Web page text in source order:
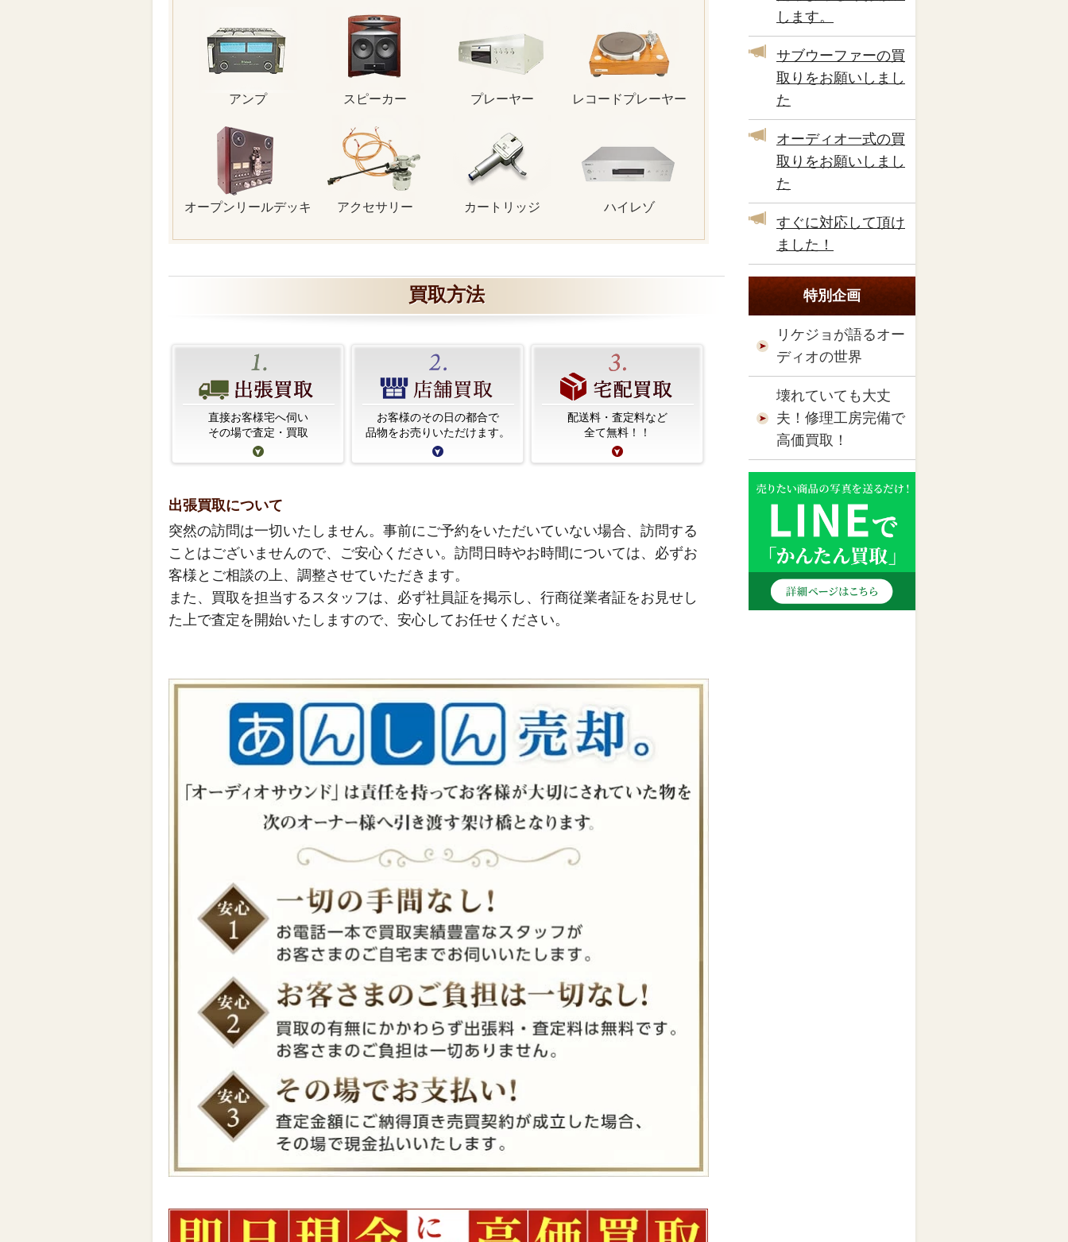
アンプ スピーカー プレーヤー レコードプレーヤー
オープンリールデッキ アクセサリー カートリッジ ハイレゾ
買取方法
直接お客様宅へ伺い
その場で査定・買取
お客様のその日の都合で
品物をお売りいただけます。
配送料・査定料など
全て無料！！
出張買取について
突然の訪問は一切いたしません。事前にご予約をいただいていない場合、訪問する
ことはございませんので、ご安心ください。訪問日時やお時間については、必ずお
客様とご相談の上、調整させていただきます。
また、買取を担当するスタッフは、必ず社員証を掲示し、行商従業者証をお見せし
た上で査定を開始いたしますので、安心してお任せください。
します。
サブウーファーの買
取りをお願いしまし
た
オーディオ一式の買
取りをお願いしまし
た
すぐに対応して頂け
ました！
特別企画
リケジョが語るオー
ディオの世界
壊れていても大丈
夫！修理工房完備で
高価買取！